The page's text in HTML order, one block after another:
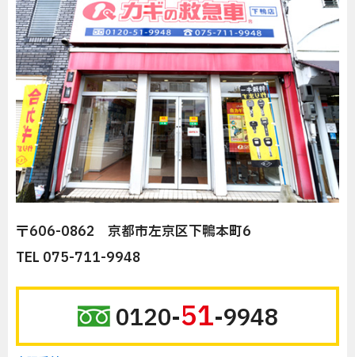
〒606-0862 京都市左京区下鴨本町6
TEL 075-711-9948
0120-51-9948